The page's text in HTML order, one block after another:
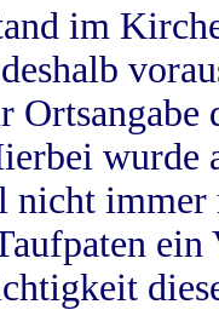
im
wurde
nicht